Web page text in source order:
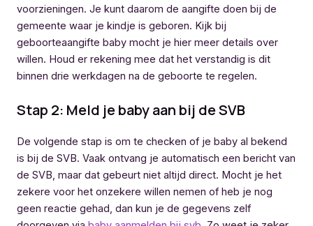
voorzieningen. Je kunt daarom de aangifte doen bij de
gemeente waar je kindje is geboren. Kijk bij
geboorteaangifte baby mocht je hier meer details over
willen. Houd er rekening mee dat het verstandig is dit
binnen drie werkdagen na de geboorte te regelen.
Stap 2: Meld je baby aan bij de SVB
De volgende stap is om te checken of je baby al bekend
is bij de SVB. Vaak ontvang je automatisch een bericht van
de SVB, maar dat gebeurt niet altijd direct. Mocht je het
zekere voor het onzekere willen nemen of heb je nog
geen reactie gehad, dan kun je de gegevens zelf